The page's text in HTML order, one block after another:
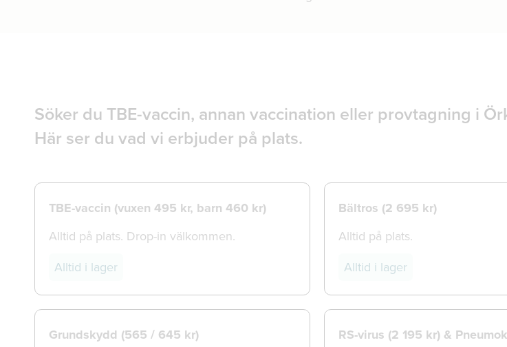
Söker du TBE-vaccin, annan vaccination eller provtagning i
Här ser du vad vi erbjuder på plats.
TBE-vaccin (vuxen 495 kr, barn 460 kr)
Alltid på plats. Drop-in välkommen.
Alltid i lager
Bältros (2 695 kr)
Alltid på plats.
Alltid i lager
Grundskydd (565 / 645 kr)
RS-virus (2 195 kr) &